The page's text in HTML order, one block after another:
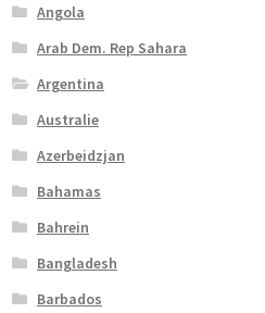
Angola
Arab Dem. Rep Sahara
Argentina
Australie
Azerbeidzjan
Bahamas
Bahrein
Bangladesh
Barbados